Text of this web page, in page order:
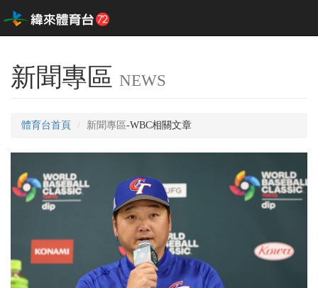
新聞專區 NEWS
體育台首頁 新聞專區-WBC相關文章